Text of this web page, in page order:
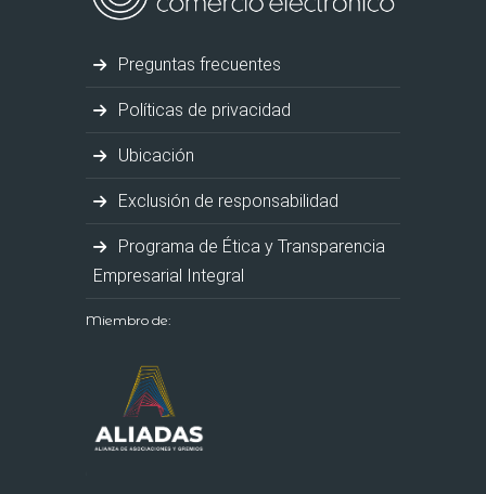
Preguntas frecuentes
Políticas de privacidad
Ubicación
Exclusión de responsabilidad
Programa de Ética y Transparencia
Empresarial Integral
Miembro de: